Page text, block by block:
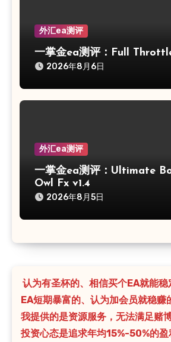
外汇ea测评
一掌金ea测评：Full
2026年8月6日
外汇ea测评
一掌金ea测评：Ultimate
Owl Fx v1.4
2026年8月5日
认为有圣杯的、相信买个EA就能
EA短期暴富的、认为加会员就稳赚
我提供的是资源服务，无法满足赌
投资心态是追求年均15%-50%的